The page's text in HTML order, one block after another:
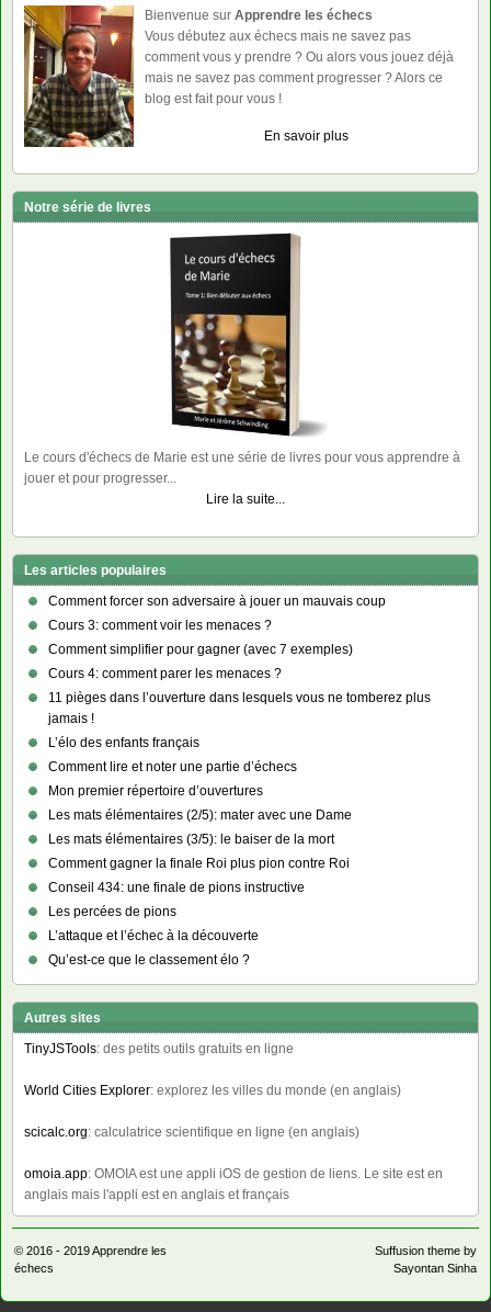
Bienvenue sur Apprendre les échecs
Vous débutez aux échecs mais ne savez pas
comment vous y prendre ? Ou alors vous jouez déjà
mais ne savez pas comment progresser ? Alors ce
blog est fait pour vous !
En savoir plus
Notre série de livres
Le cours d'échecs de Marie est une série de livres pour vous apprendre à
jouer et pour progresser...
Lire la suite...
Les articles populaires
Comment forcer son adversaire à jouer un mauvais coup
Cours 3: comment voir les menaces ?
Comment simplifier pour gagner (avec 7 exemples)
Cours 4: comment parer les menaces ?
11 pièges dans l’ouverture dans lesquels vous ne tomberez plus
jamais !
L’élo des enfants français
Comment lire et noter une partie d’échecs
Mon premier répertoire d’ouvertures
Les mats élémentaires (2/5): mater avec une Dame
Les mats élémentaires (3/5): le baiser de la mort
Comment gagner la finale Roi plus pion contre Roi
Conseil 434: une finale de pions instructive
Les percées de pions
L’attaque et l’échec à la découverte
Qu’est-ce que le classement élo ?
Autres sites
TinyJSTools: des petits outils gratuits en ligne
World Cities Explorer: explorez les villes du monde (en anglais)
scicalc.org: calculatrice scientifique en ligne (en anglais)
omoia.app: OMOIA est une appli iOS de gestion de liens. Le site est en
anglais mais l'appli est en anglais et français
© 2016 - 2019Apprendre les
échecs
Suffusion theme by
Sayontan Sinha